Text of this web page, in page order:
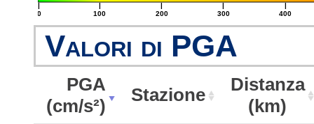
|
0
|
100
|
200
|
300
|
400
Valori di PGA
PGA
(cm/s²)
Stazione
Distanza
(km)